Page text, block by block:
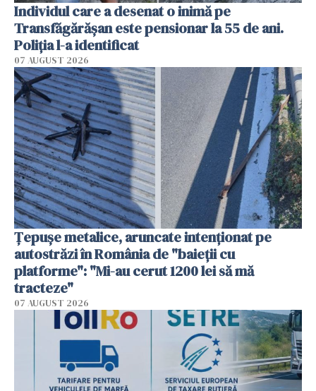
Individul care a desenat o inimă pe
Transfăgărășan este pensionar la 55 de ani.
Poliția l-a identificat
07 AUGUST 2026
Țepușe metalice, aruncate intenționat pe
autostrăzi în România de "baieții cu
platforme": "Mi-au cerut 1200 lei să mă
tracteze"
07 AUGUST 2026